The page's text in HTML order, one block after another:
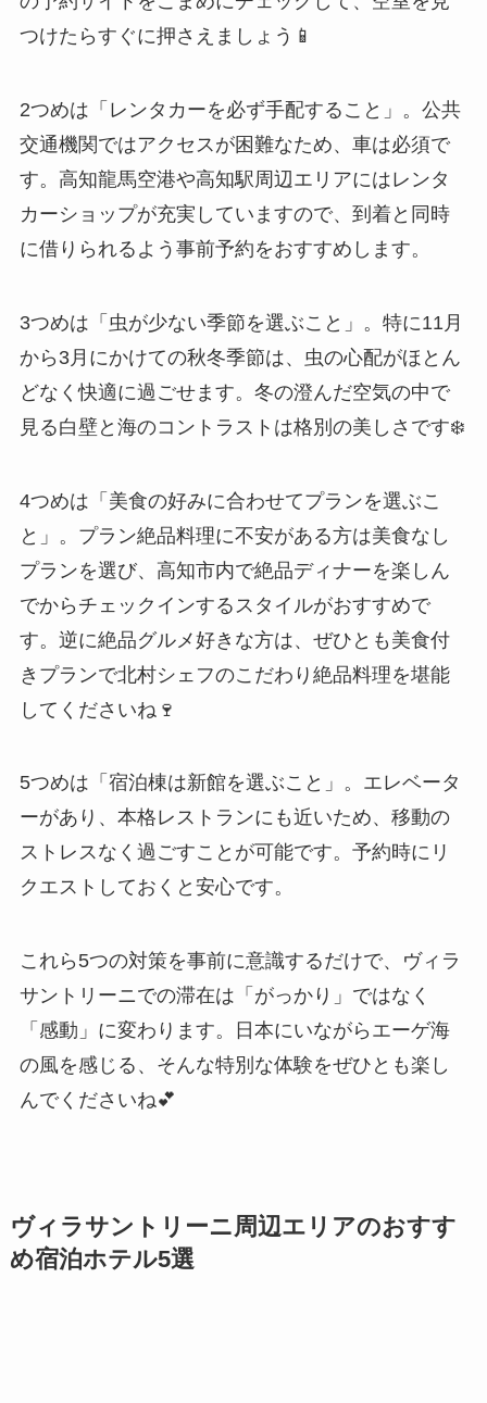
つけたらすぐに押さえましょう📱
2つめは「レンタカーを必ず手配すること」。公共
交通機関ではアクセスが困難なため、車は必須で
す。高知龍馬空港や高知駅周辺エリアにはレンタ
カーショップが充実していますので、到着と同時
に借りられるよう事前予約をおすすめします。
3つめは「虫が少ない季節を選ぶこと」。特に11月
から3月にかけての秋冬季節は、虫の心配がほとん
どなく快適に過ごせます。冬の澄んだ空気の中で
見る白壁と海のコントラストは格別の美しさです❄️
4つめは「美食の好みに合わせてプランを選ぶこ
と」。プラン絶品料理に不安がある方は美食なし
プランを選び、高知市内で絶品ディナーを楽しん
でからチェックインするスタイルがおすすめで
す。逆に絶品グルメ好きな方は、ぜひとも美食付
きプランで北村シェフのこだわり絶品料理を堪能
してくださいね🍷
5つめは「宿泊棟は新館を選ぶこと」。エレベータ
ーがあり、本格レストランにも近いため、移動の
ストレスなく過ごすことが可能です。予約時にリ
クエストしておくと安心です。
これら5つの対策を事前に意識するだけで、ヴィラ
サントリーニでの滞在は「がっかり」ではなく
「感動」に変わります。日本にいながらエーゲ海
の風を感じる、そんな特別な体験をぜひとも楽し
んでくださいね💕
ヴィラサントリーニ周辺エリアのおすす
め宿泊ホテル5選